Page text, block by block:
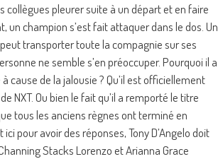
collègues pleurer suite à un départ et en faire
un champion s’est fait attaquer dans le dos. Un
transporter toute la compagnie sur ses
ne semble s’en préoccuper. Pourquoi il a
cause de la jalousie ? Qu’il est officiellement
NXT. Ou bien le fait qu’il a remporté le titre
tous les anciens règnes ont terminé en
pour avoir des réponses, Tony D’Angelo doit
Stacks Lorenzo et Arianna Grace